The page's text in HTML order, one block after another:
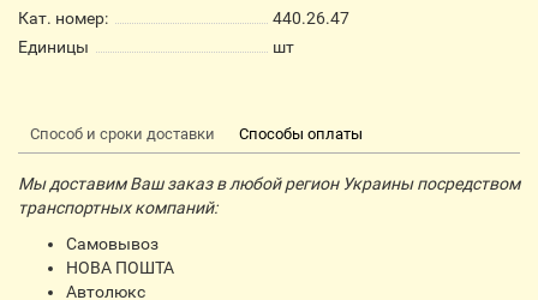
Кат. номер:
440.26.47
Единицы
шт
Способ и сроки доставки Способы оплаты
Мы доставим Ваш заказ в любой регион Украины посредством
транспортных компаний:
Самовывоз
НОВА ПОШТА
Автолюкс